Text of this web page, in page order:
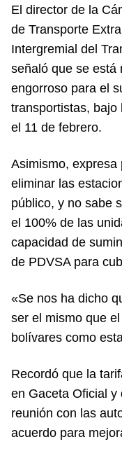
El director de la
de Transporte
Intergremial del
señaló que se está
engorroso para el
transportistas, bajo
el 11 de febrero.
Asimismo, expresa
eliminar las
público, y no sabe
el 100% de las
capacidad de
de PDVSA para
«Se nos ha dicho
ser el mismo que
bolívares como
Recordó que la
en Gaceta Oficial y
reunión con las
acuerdo para